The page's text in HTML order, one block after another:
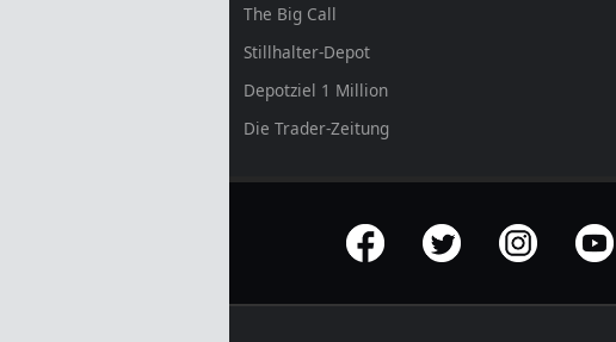
The Big Call
Stillhalter-Depot
Depotziel 1 Million
Die Trader-Zeitung
offizielle Social Media-Accounts